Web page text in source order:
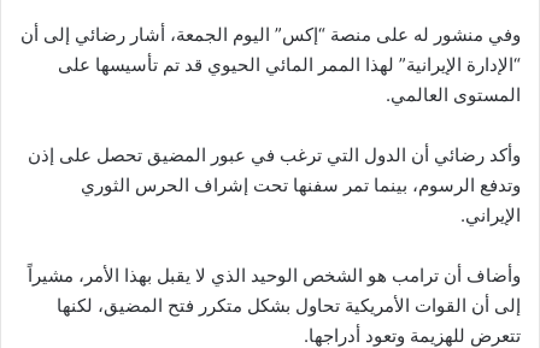
وفي منشور له على منصة “إكس” اليوم الجمعة، أشار رضائي إلى أن
“الإدارة الإيرانية” لهذا الممر المائي الحيوي قد تم تأسيسها على
المستوى العالمي.
وأكد رضائي أن الدول التي ترغب في عبور المضيق تحصل على إذن
وتدفع الرسوم، بينما تمر سفنها تحت إشراف الحرس الثوري
الإيراني.
وأضاف أن ترامب هو الشخص الوحيد الذي لا يقبل بهذا الأمر، مشيراً
إلى أن القوات الأمريكية تحاول بشكل متكرر فتح المضيق، لكنها
تتعرض للهزيمة وتعود أدراجها.